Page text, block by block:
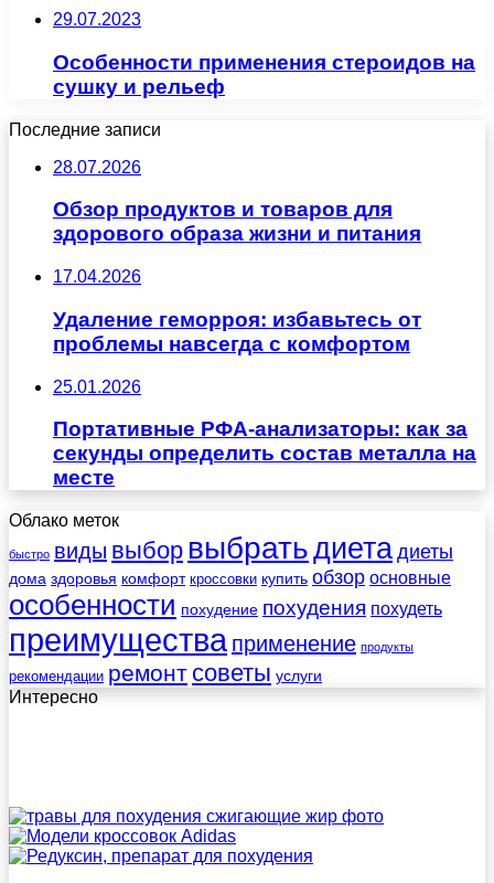
29.07.2023
Особенности применения стероидов на
сушку и рельеф
Последние записи
28.07.2026
Обзор продуктов и товаров для
здорового образа жизни и питания
17.04.2026
Удаление геморроя: избавьтесь от
проблемы навсегда с комфортом
25.01.2026
Портативные РФА-анализаторы: как за
секунды определить состав металла на
месте
Облако меток
быстро виды выбор выбратьдиета диеты
дома здоровья комфорт кроссовки купить обзор основные
особенности похудение похудения похудеть
преимущества применение продукты
рекомендации ремонт советы услуги
Интересно